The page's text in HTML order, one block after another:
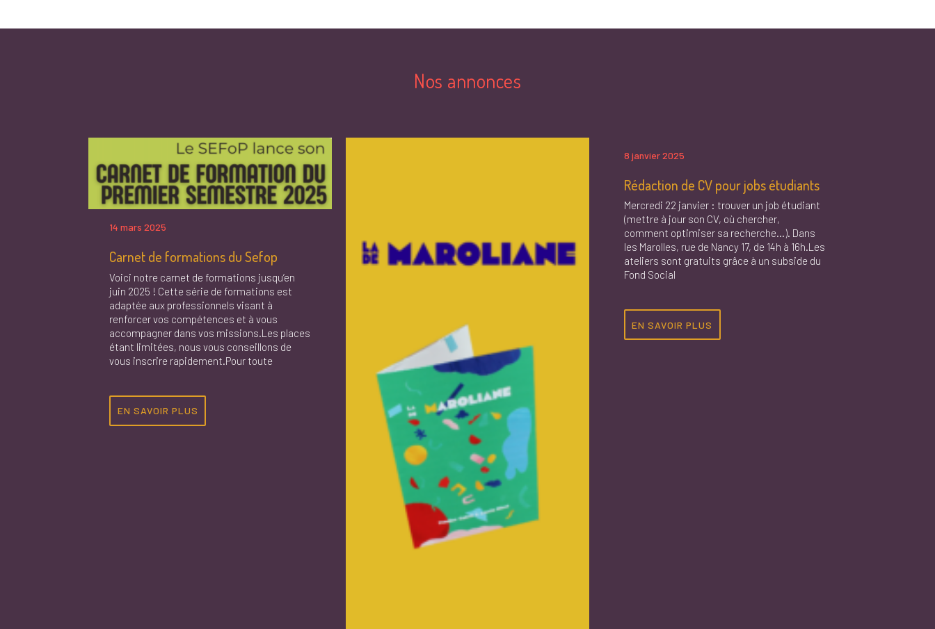
Nos annonces
14 mars 2025
Carnet de formations du Sefop
Voici notre carnet de formations jusqu’en
juin 2025 ! Cette série de formations est
adaptée aux professionnels visant à
renforcer vos compétences et à vous
accompagner dans vos missions.Les places
étant limitées, nous vous conseillons de
vous inscrire rapidement.Pour toute
EN SAVOIR PLUS
8 janvier 2025
Rédaction de CV pour jobs étudiants
Mercredi 22 janvier : trouver un job étudiant
(mettre à jour son CV, où chercher,
comment optimiser sa recherche…). Dans
les Marolles, rue de Nancy 17, de 14h à 16h.Les
ateliers sont gratuits grâce à un subside du
Fond Social
EN SAVOIR PLUS